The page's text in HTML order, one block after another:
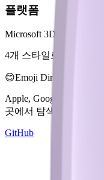
플랫폼
Microsoft 3D Fluent Emoji
4개 스타일로 제공
😊Emoji Directory
Apple, Google,
곳에서 탐색하고 다운
GitHub